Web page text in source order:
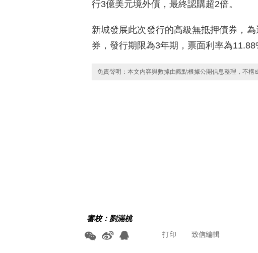
行3億美元境外債，最終認購超2倍。
新城發展此次發行的高級無抵押債券，
券，發行期限為3年期，票面利率為
免責聲明：本文内容與數據由觀點根據公開信息整理，不構
審校：劉滿桃
致信編輯
打印